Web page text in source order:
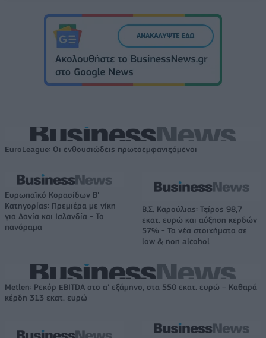
EuroLeague: Οι ενθουσιώδεις πρωτοεμφανιζόμενοι
Ευρωπαϊκό Κορασίδων Β'
Κατηγορίας: Πρεμιέρα με νίκη
για Δανία και Ισλανδία - Το
πανόραμα
Β.Σ. Καρούλιας: Τζίρος 98,7
εκατ. ευρώ και αύξηση κερδών
57% - Τα νέα στοιχήματα σε
low & non alcohol
Metlen: Ρεκόρ EBITDA στο α' εξάμηνο, στα 550 εκατ. ευρώ – Καθαρά
κέρδη 313 εκατ. ευρώ